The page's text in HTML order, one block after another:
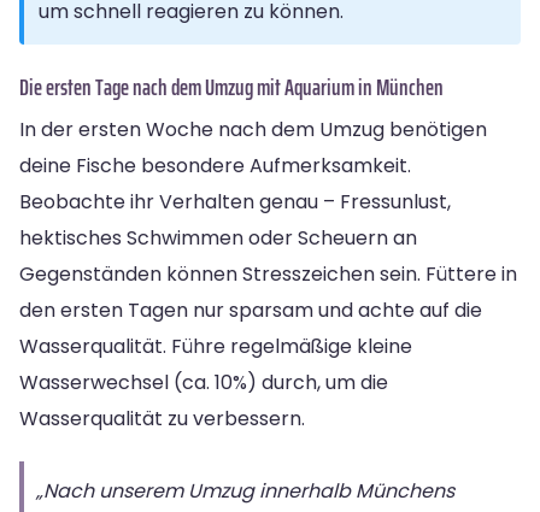
um schnell reagieren zu können.
Die ersten Tage nach dem Umzug mit Aquarium in München
In der ersten Woche nach dem Umzug benötigen
deine Fische besondere Aufmerksamkeit.
Beobachte ihr Verhalten genau – Fressunlust,
hektisches Schwimmen oder Scheuern an
Gegenständen können Stresszeichen sein. Füttere in
den ersten Tagen nur sparsam und achte auf die
Wasserqualität. Führe regelmäßige kleine
Wasserwechsel (ca. 10%) durch, um die
Wasserqualität zu verbessern.
„Nach unserem Umzug innerhalb Münchens